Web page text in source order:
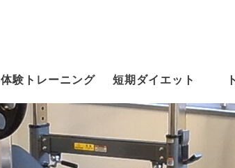
体験トレーニング 短期ダイエット